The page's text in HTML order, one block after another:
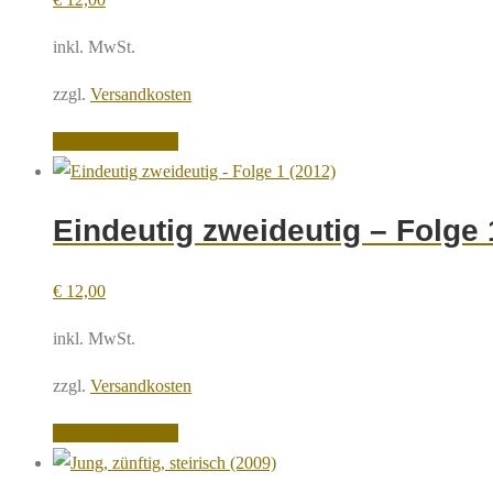
inkl. MwSt.
zzgl. Versandkosten
Eindeutig zweideutig – Folge
€ 12,00
inkl. MwSt.
zzgl. Versandkosten